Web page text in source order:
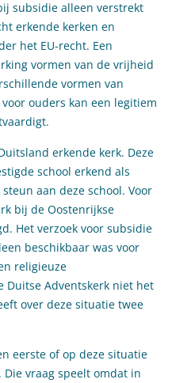
subsidie alleen verstrekt
erkende kerken en
het EU-recht. Een
vormen van de vrijheid
vormen van
ouders kan een legitiem
erkende kerk. Deze
school erkend als
aan deze school. Voor
bij de Oostenrijkse
Het verzoek voor subsidie
beschikbaar was voor
religieuze
Duitse Adventskerk niet het
over deze situatie twee
eerste of op deze situatie
vraag speelt omdat in